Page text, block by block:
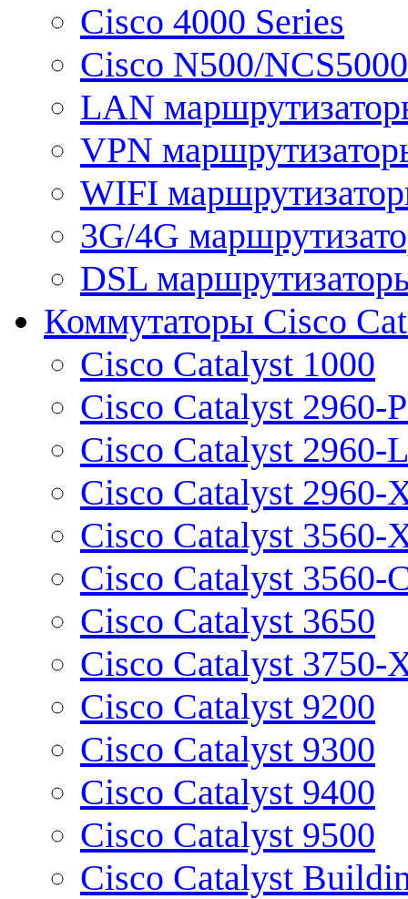
Cisco 4000 Series
Cisco N500/
LAN
VPN
WIFI
3G/4G
DSL
Коммутаторы Cisco
Cisco Catalyst 1000
Cisco Catalyst 2960-
Cisco Catalyst 2960-L
Cisco Catalyst 2960-
Cisco Catalyst 3560-
Cisco Catalyst 3560-
Cisco Catalyst 3650
Cisco Catalyst 3750-
Cisco Catalyst 9200
Cisco Catalyst 9300
Cisco Catalyst 9400
Cisco Catalyst 9500
Cisco Catalyst